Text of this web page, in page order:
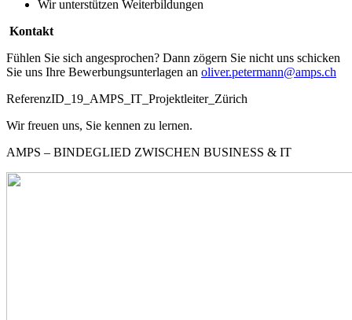
Wir unterstützen Weiterbildungen
Kontakt
Fühlen Sie sich angesprochen? Dann zögern Sie nicht uns schicken
Sie uns Ihre Bewerbungsunterlagen an oliver.petermann@amps.ch
ReferenzID_19_AMPS_IT_Projektleiter_Zürich
Wir freuen uns, Sie kennen zu lernen.
AMPS – BINDEGLIED ZWISCHEN BUSINESS & IT